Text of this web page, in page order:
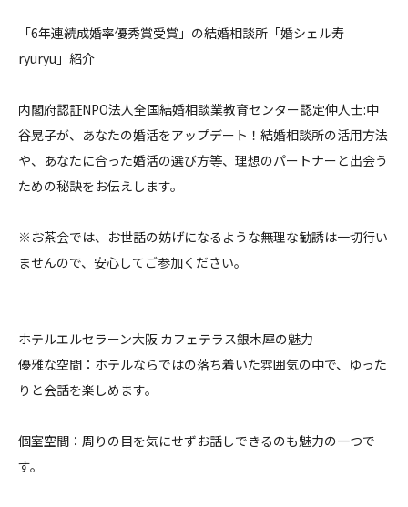
「6年連続成婚率優秀賞受賞」の結婚相談所「婚シェル寿
ryuryu」紹介
内閣府認証NPO法人全国結婚相談業教育センター認定仲人士:中
谷晃子が、あなたの婚活をアップデート！結婚相談所の活用方法
や、あなたに合った婚活の選び方等、理想のパートナーと出会う
ための秘訣をお伝えします。
※お茶会では、お世話の妨げになるような無理な勧誘は一切行い
ませんので、安心してご参加ください。
ホテルエルセラーン大阪 カフェテラス銀木犀の魅力
優雅な空間：ホテルならではの落ち着いた雰囲気の中で、ゆった
りと会話を楽しめます。
個室空間：周りの目を気にせずお話しできるのも魅力の一つで
す。